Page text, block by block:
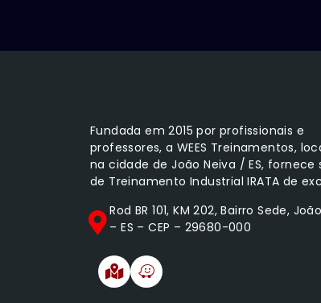
Fundada em 2015 por profissionais e
professores, a WEES Treinamentos,
na cidade de João Neiva / ES, fornece
de Treinamento Industrial IRATA de
Rod BR 101, KM 202, Bairro Sede,
– ES – CEP – 29680-000